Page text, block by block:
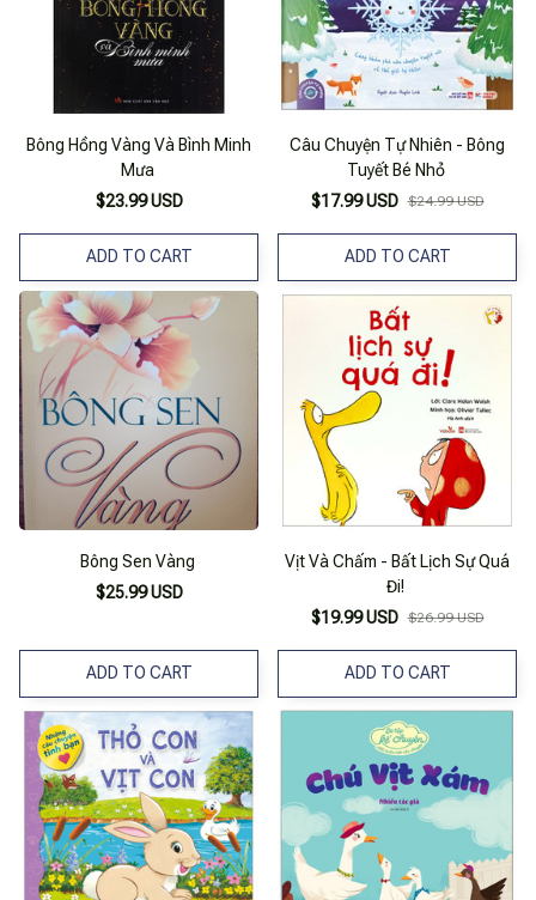
Bông Hồng Vàng Và Bình Minh
Mưa
$23.99 USD
ADD TO CART
Câu Chuyện Tự Nhiên - Bông
Tuyết Bé Nhỏ
$17.99 USD $24.99 USD
ADD TO CART
Bông Sen Vàng
$25.99 USD
ADD TO CART
Vịt Và Chấm - Bất Lịch Sự Quá
Đi!
$19.99 USD $26.99 USD
ADD TO CART